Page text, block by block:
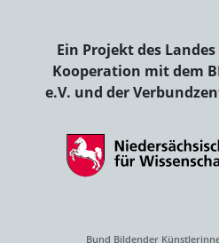
Ein Projekt des
Kooperation mit dem
e.V. und der
Bund Bildender